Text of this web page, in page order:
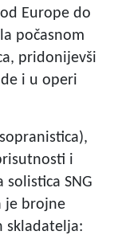
Europe do
počasnom
pridonijevši
i u operi
i
SNG
je brojne
skladatelja: